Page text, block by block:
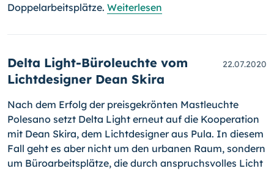
Doppelarbeitsplätze. Weiterlesen
Delta Light-Büroleuchte vom
Lichtdesigner Dean Skira
22.07.2020
Nach dem Erfolg der preisgekrönten Mastleuchte
Polesano setzt Delta Light erneut auf die Kooperation
mit Dean Skira, dem Lichtdesigner aus Pula. In diesem
Fall geht es aber nicht um den urbanen Raum, sondern
um Büro­ar­beits­plätze, die durch anspruchsvolles Licht